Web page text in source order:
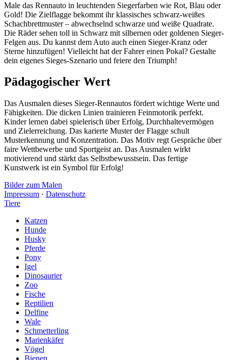
Male das Rennauto in leuchtenden Siegerfarben wie Rot, Blau oder
Gold! Die Zielflagge bekommt ihr klassisches schwarz-weißes
Schachbrettmuster – abwechselnd schwarze und weiße Quadrate.
Die Räder sehen toll in Schwarz mit silbernen oder goldenen Sieger-
Felgen aus. Du kannst dem Auto auch einen Sieger-Kranz oder
Sterne hinzufügen! Vielleicht hat der Fahrer einen Pokal? Gestalte
dein eigenes Sieges-Szenario und feiere den Triumph!
Pädagogischer Wert
Das Ausmalen dieses Sieger-Rennautos fördert wichtige Werte und
Fähigkeiten. Die dicken Linien trainieren Feinmotorik perfekt.
Kinder lernen dabei spielerisch über Erfolg, Durchhaltevermögen
und Zielerreichung. Das karierte Muster der Flagge schult
Musterkennung und Konzentration. Das Motiv regt Gespräche über
faire Wettbewerbe und Sportgeist an. Das Ausmalen wirkt
motivierend und stärkt das Selbstbewusstsein. Das fertige
Kunstwerk ist ein Symbol für Erfolg!
Bilder zum Malen
Impressum · Datenschutz
Tiere
Katzen
Hunde
Husky
Pferde
Pony
Igel
Dinosaurier
Zoo
Fische
Reptilien
Delfine
Wale
Schmetterling
Marienkäfer
Vögel